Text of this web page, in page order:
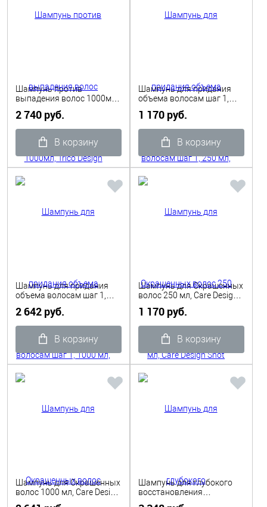
Шампунь против
выпадения волос 1000мл,
2 740 руб.
В корзину
Шампунь для придания
объема волосам шаг 1,
1 170 руб.
В корзину
Шампунь для придания
объема волосам шаг 1,
2 642 руб.
В корзину
Шампунь для Окрашенных
волос 250 мл, Care Design
1 170 руб.
В корзину
Шампунь для Окрашенных
волос 1000 мл, Care Design
Шампунь для глубокого
восстановления